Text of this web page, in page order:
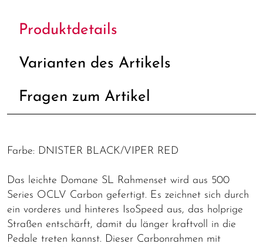
Produktdetails
Varianten des Artikels
Fragen zum Artikel
Farbe: DNISTER BLACK/VIPER RED
Das leichte Domane SL Rahmenset wird aus 500
Series OCLV Carbon gefertigt. Es zeichnet sich durch
ein vorderes und hinteres IsoSpeed aus, das holprige
Straßen entschärft, damit du länger kraftvoll in die
Pedale treten kannst. Dieser Carbonrahmen mit